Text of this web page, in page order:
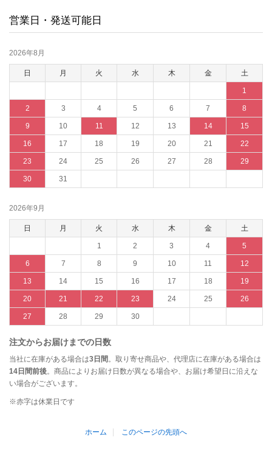
営業日・発送可能日
2026年8月
日 月 火 水 木 金 土
1
2 3 4 5 6 7 8
9 10 11 12 13 14 15
16 17 18 19 20 21 22
23 24 25 26 27 28 29
30 31
2026年9月
日 月 火 水 木 金 土
1 2 3 4 5
6 7 8 9 10 11 12
13 14 15 16 17 18 19
20 21 22 23 24 25 26
27 28 29 30
注文からお届けまでの日数
当社に在庫がある場合は3日間 。取り寄せ商品や、代理店に在庫がある場合は
14日間前後。商品によりお届け日数が異なる場合や、お届け希望日に沿えな
い場合がございます。
※赤字は休業日です
ホーム このページの先頭へ